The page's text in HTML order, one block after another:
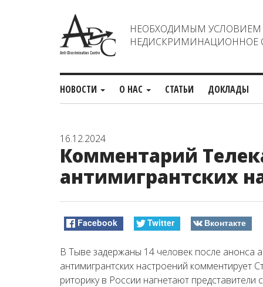
НЕОБХОДИМЫМ УСЛОВИЕМ
НЕДИСКРИМИНАЦИОННОЕ
НОВОСТИ О НАС СТАТЬИ ДОКЛАДЫ
16.12.2024
Комментарий
антимигрантских
Facebook Twitter Вконтакте
В Тыве задержаны 14 человек после анонса
антимигрантских настроений комментирует
риторику в России нагнетают представители